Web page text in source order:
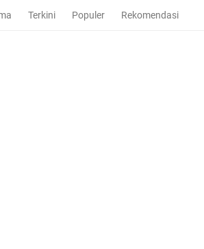
Terkini Populer Rekomendasi